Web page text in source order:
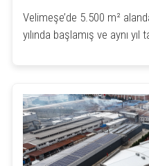
Velimeşe’de 5.500 m²
yılında başlamış ve aynı yıl